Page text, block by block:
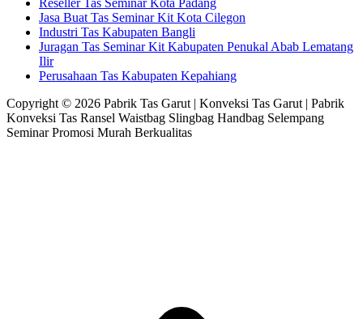
Jasa Buat Tas Seminar Kit Kota Cilegon
Industri Tas Kabupaten Bangli
Juragan Tas Seminar Kit Kabupaten Penukal Abab Lematang
Ilir
Perusahaan Tas Kabupaten Kepahiang
Copyright © 2026 Pabrik Tas Garut | Konveksi Tas Garut | Pabrik
Konveksi Tas Ransel Waistbag Slingbag Handbag Selempang
Seminar Promosi Murah Berkualitas